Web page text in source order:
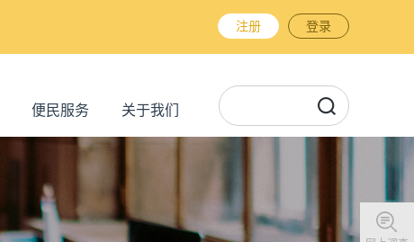
注册 登录
便民服务 关于我们